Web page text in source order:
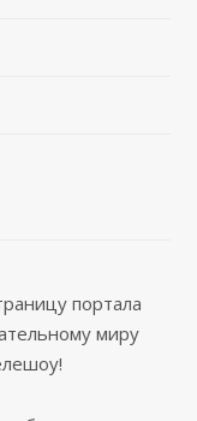
портала
миру